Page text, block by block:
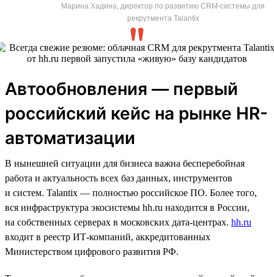
Марина Хадина, директор по развитию CRM-системы для
рекрутмента Talantix
Автообновления — первый
российский кейс на рынке HR-
автоматизации
В нынешней ситуации для бизнеса важна бесперебойная
работа и актуальность всех баз данных, инструментов
и систем. Talantix — полностью российское ПО. Более того,
вся инфраструктура экосистемы hh.ru находится в России,
на собственных серверах в московских дата-центрах. hh.ru
входит в реестр ИТ-компаний, аккредитованных
Министерством цифрового развития РФ.